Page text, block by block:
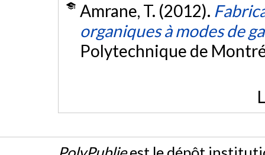
Amrane, T. (2012).
organiques à modes de
Polytechnique de